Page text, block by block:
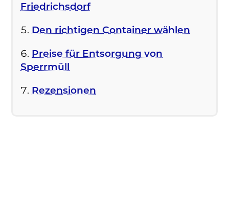
Friedrichsdorf
Den richtigen Container wählen
Preise für Entsorgung von
Sperrmüll
Rezensionen